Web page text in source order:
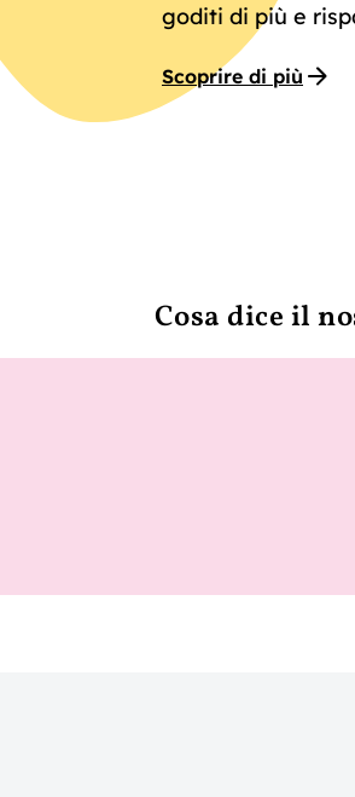
goditi di più e
Scoprire di più
Cosa dice il